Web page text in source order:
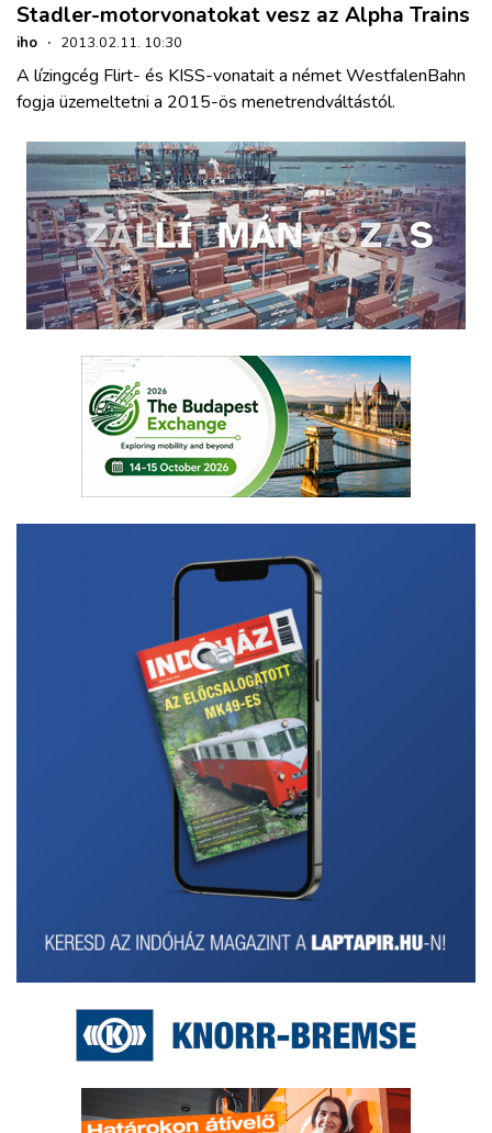
Stadler-motorvonatokat vesz az Alpha Trains
iho · 2013.02.11. 10:30
A lízingcég Flirt- és KISS-vonatait a német WestfalenBahn
fogja üzemeltetni a 2015-ös menetrendváltástól.